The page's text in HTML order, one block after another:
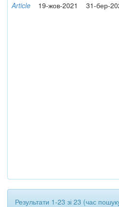
Article
19-жов-2021 31-бер-
Результати 1-23 зі 23 (час